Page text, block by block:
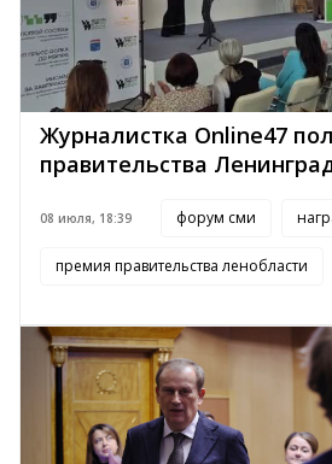
Журналистка Online47
правительства
08 июля, 18:39 форум сми
премия правительства ленобласти